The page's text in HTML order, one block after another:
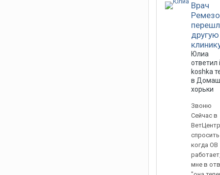
Врач
другую
Юлиа
ответил
koshka
в
хорьки
Звоню
Сейчас в
ВетЦентр
спросить
когда ОВ
мне в